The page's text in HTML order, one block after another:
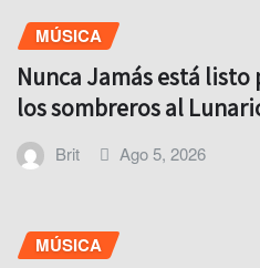
MÚSICA
Nunca Jamás está
los sombreros al
Brit Ago 5, 2026
MÚSICA